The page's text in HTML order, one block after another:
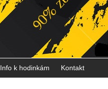
Info k hodinkám Kontakt